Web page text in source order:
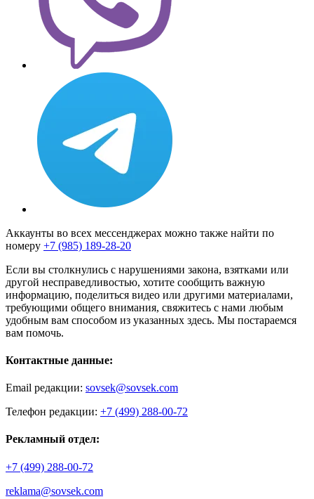
Аккаунты во всех мессенджерах можно также найти по
номеру +7 (985) 189-28-20
Если вы столкнулись с нарушениями закона, взятками или
другой несправедливостью, хотите сообщить важную
информацию, поделиться видео или другими материалами,
требующими общего внимания, свяжитесь с нами любым
удобным вам способом из указанных здесь. Мы постараемся
вам помочь.
Контактные данные:
Email редакции: sovsek@sovsek.com
Телефон редакции: +7 (499) 288-00-72
Рекламный отдел:
+7 (499) 288-00-72
reklama@sovsek.com